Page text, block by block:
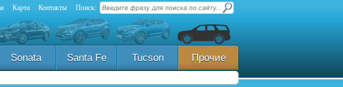
Карта Контакты Поиск:
Sonata Santa Fe Tucson Прочие